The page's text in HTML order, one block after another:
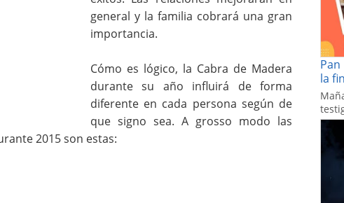
general y la familia cobrará una gran
importancia.
Cómo es lógico, la Cabra de Madera
durante su año influirá de forma
diferente en cada persona según de
que signo sea. A grosso modo las
2015 son estas:
la